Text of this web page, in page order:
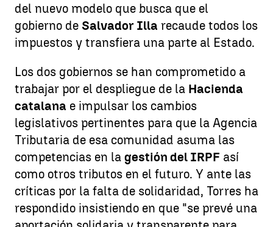
del nuevo modelo que busca que el
gobierno de Salvador Illa recaude todos los
impuestos y transfiera una parte al Estado.
Los dos gobiernos se han comprometido a
trabajar por el despliegue de la Hacienda
catalana e impulsar los cambios
legislativos pertinentes para que la Agencia
Tributaria de esa comunidad asuma las
competencias en la gestión del IRPF así
como otros tributos en el futuro. Y ante las
críticas por la falta de solidaridad, Torres ha
respondido insistiendo en que "se prevé una